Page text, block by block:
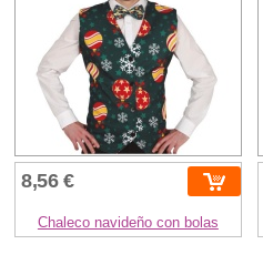
8,56 €
Chaleco navideño con bolas